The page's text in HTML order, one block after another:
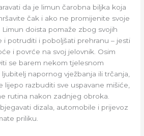
da je limun čarobna biljka koja
čak i ako ne promijenite svoje
doista pomaže zbog svojih
i potruditi i poboljšati prehranu – jesti
i povrće na svoj jelovnik. Osim
se barem nekom tjelesnom
napornog vježbanja ili trčanja,
lijepo razbuditi sve uspavane mišiće,
rutina nakon zadnjeg obroka.
dizala, automobile i prijevoz
priliku.